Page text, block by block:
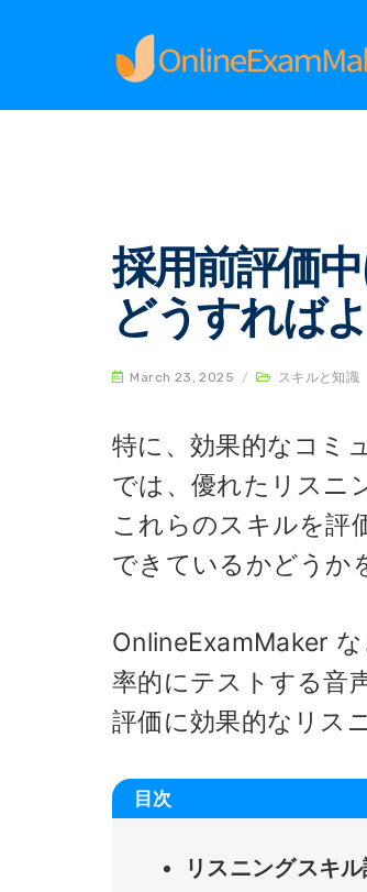
Home
採用前評価
どうすれば
March 23, 2025 / スキルと知識
特に、効果的なコミ
では、優れたリスニ
これらのスキルを評
できているかどうか
OnlineExamMaker
率的にテストする音
評価に効果的なリス
目次
リスニングスキ